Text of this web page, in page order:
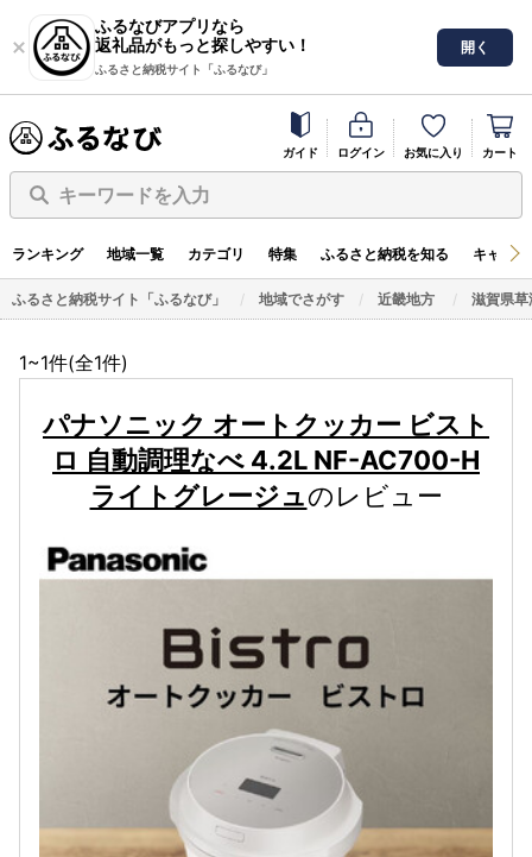
ふるなびアプリなら
返礼品がもっと探しやすい！
ふるさと納税サイト「ふるなび」
開く
ガイド ログイン お気に入り カート
キーワードを入力
ランキング 地域一覧 カテゴリ 特集 ふるさと納税を知る キャン
ふるさと納税サイト「ふるなび」 地域でさがす 近畿地方 滋賀県草
1~1件(全1件)
パナソニック オートクッカー ビスト
ロ 自動調理なべ 4.2L NF-AC700-H
ライトグレージュのレビュー